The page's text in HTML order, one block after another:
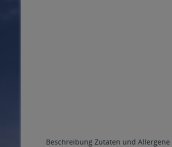
Beschreibung Zutaten und Allergene